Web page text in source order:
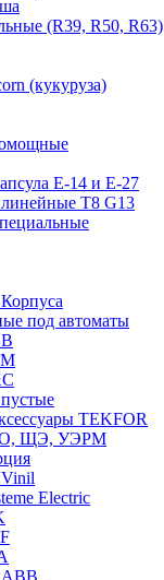
(R39, R50, R63)
(кукуруза)
Е-14 и Е-27
T8 G13
под автоматы
TEKFOR
ЩЭ, УЭРМ
Electric